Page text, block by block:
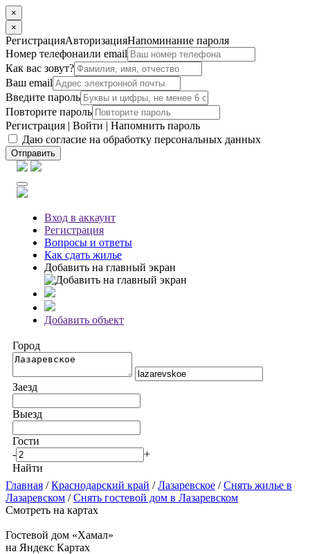
×
×
РегистрацияАвторизацияНапоминание пароля
Номер телефонаили email
Как вас зовут?
Ваш email
Введите пароль
Повторите пароль
Регистрация | Войти | Напомнить пароль
Даю согласие на обработку персональных данных
Отправить
Вход в аккаунт
Регистрация
Вопросы и ответы
Как сдать жилье
Добавить на главный экран
Добавить объект
Город
Заезд
Выезд
Гости
-
+
Найти
Главная /Краснодарский край /Лазаревское /Снять жилье в
Лазаревском /Снять гостевой дом в Лазаревском
Смотреть на картах
Гостевой дом «Хамал»
на Яндекс Картах